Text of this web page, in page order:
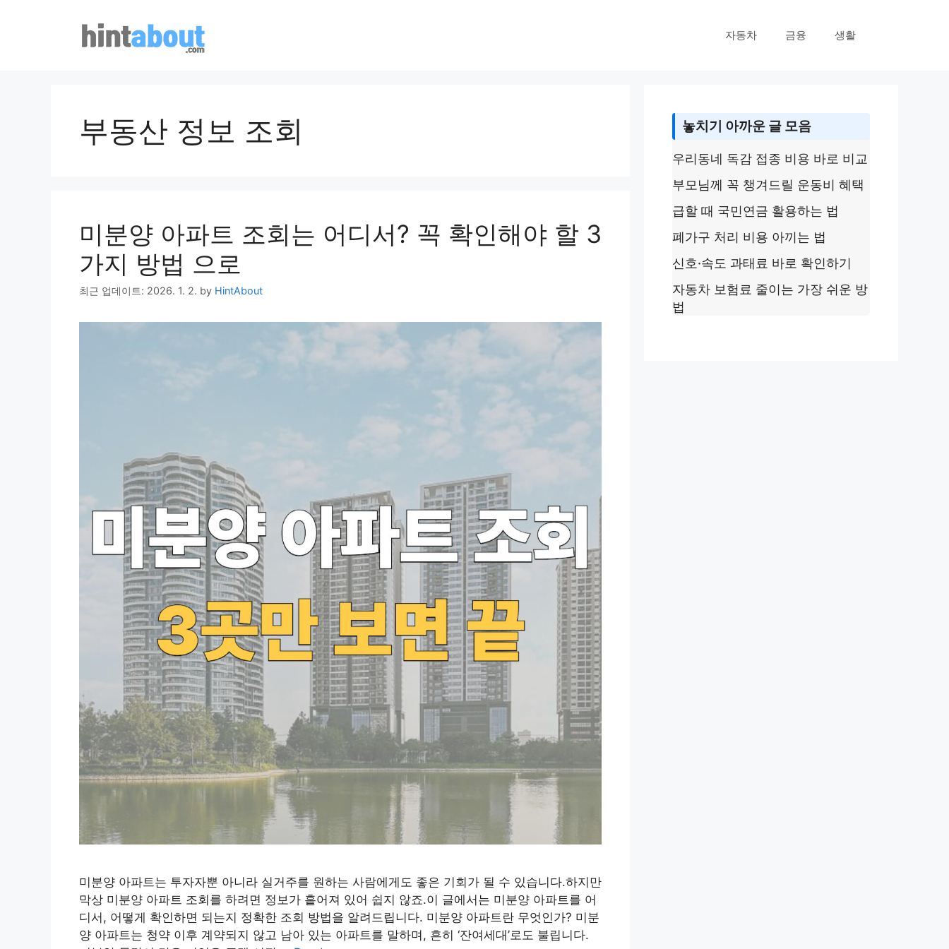
자동차 금융 생활
부동산 정보 조회
미분양 아파트 조회는 어디서? 꼭 확인해야 할 3
가지 방법 으로
최근 업데이트: 2026. 1. 2. by HintAbout
미분양 아파트는 투자자뿐 아니라 실거주를 원하는 사람에게도 좋은 기회가 될 수 있습니다.하지만
막상 미분양 아파트 조회를 하려면 정보가 흩어져 있어 쉽지 않죠.이 글에서는 미분양 아파트를 어
디서, 어떻게 확인하면 되는지 정확한 조회 방법을 알려드립니다. 미분양 아파트란 무엇인가? 미분
양 아파트는 청약 이후 계약되지 않고 남아 있는 아파트를 말하며, 흔히 ‘잔여세대’로도 불립니다.
놓치기 아까운 글 모음
우리동네 독감 접종 비용 바로 비교
부모님께 꼭 챙겨드릴 운동비 혜택
급할 때 국민연금 활용하는 법
폐가구 처리 비용 아끼는 법
신호·속도 과태료 바로 확인하기
자동차 보험료 줄이는 가장 쉬운 방
법